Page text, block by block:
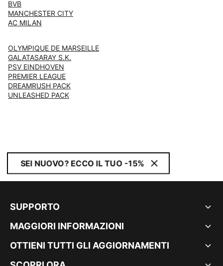
BVB
MANCHESTER CITY
AC MILAN
OLYMPIQUE DE MARSEILLE
GALATASARAY S.K.
PSV EINDHOVEN
PREMIER LEAGUE
DREAMRUSH PACK
UNLEASHED PACK
SEI NUOVO? ECCO IL TUO -15%
SUPPORTO
MAGGIORI INFORMAZIONI
OTTIENI TUTTI GLI AGGIORNAMENTI